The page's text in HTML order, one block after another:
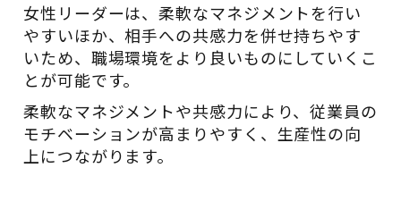
女性リーダーは、柔軟なマネジメントを行い
やすいほか、相手への共感力を併せ持ちやす
いため、職場環境をより良いものにしていくこ
とが可能です。
柔軟なマネジメントや共感力により、従業員の
モチベーションが高まりやすく、生産性の向
上につながります。